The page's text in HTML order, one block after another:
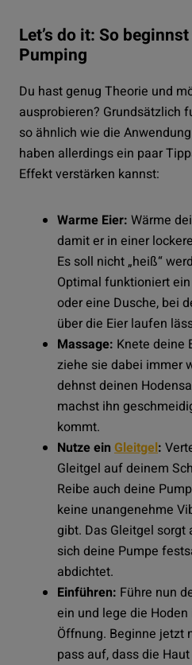
Let’s do it: So
Pumping
Du hast genug Theorie und
ausprobieren? Grundsätzlich
so ähnlich wie die
haben allerdings ein paar
Effekt verstärken kannst:
Warme Eier: Wärme
damit er in einer
Es soll nicht „heiß“
Optimal funktioniert
oder eine Dusche, bei
über die Eier laufen
Massage: Knete deine
ziehe sie dabei immer
dehnst deinen
machst ihn
kommt.
Nutze ein Gleitgel:
Gleitgel auf deinem
Reibe auch deine
keine unangenehme
gibt. Das Gleitgel
sich deine Pumpe
abdichtet.
Einführen: Führe nun
ein und lege die
Öffnung. Beginne jetzt
pass auf, dass die